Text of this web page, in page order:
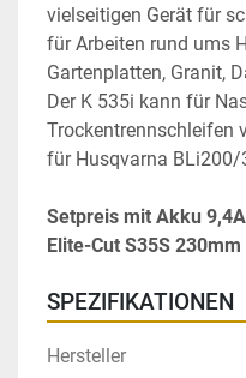
vielseitigen Gerät für
für Arbeiten rund ums
Gartenplatten, Granit,
Der K 535i kann für
Trockentrennschleifen
für Husqvarna BLi200/
Setpreis mit Akku
Elite-Cut S35S 230mm
SPEZIFIKATIONEN
Hersteller